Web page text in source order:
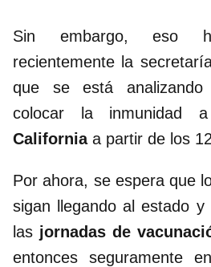
Sin embargo, eso
recientemente la
que se está
colocar la inmunidad
Californiaa partir de los
Por ahora, se espera que
sigan llegando al estado y
las jornadas de
entonces seguramente